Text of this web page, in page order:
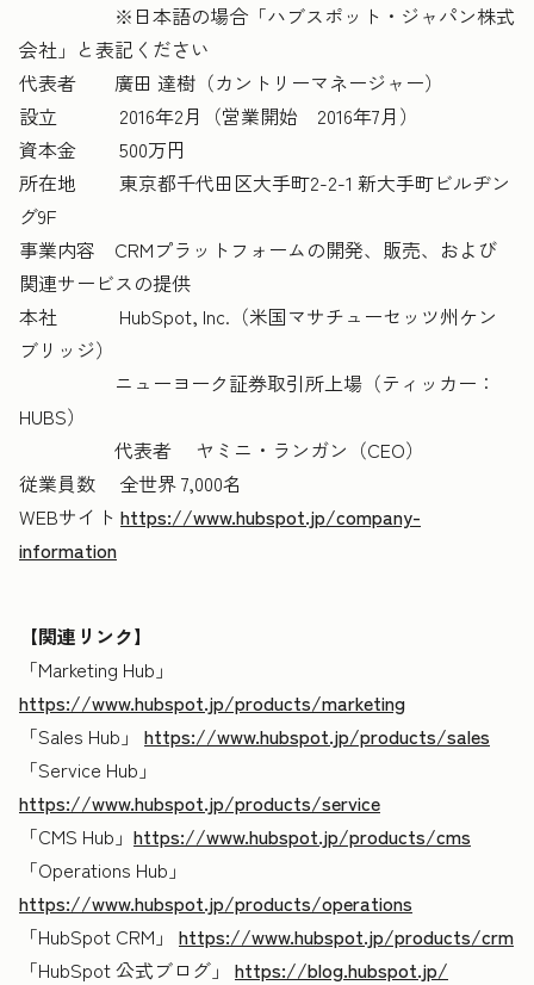
※日本語の場合「ハブスポット・ジャパン株式
会社」と表記ください
代表者 廣田 達樹（カントリーマネージャー）
設立 2016年2月（営業開始 2016年7月）
資本金 500万円
所在地 東京都千代田区大手町2-2-1 新大手町ビルヂン
グ9F
事業内容 CRMプラットフォームの開発、販売、および
関連サービスの提供
本社 HubSpot, Inc.（米国マサチューセッツ州ケン
ブリッジ）
ニューヨーク証券取引所上場（ティッカー：
HUBS）
代表者 ヤミニ・ランガン（CEO）
従業員数 全世界 7,000名
WEBサイト https://www.hubspot.jp/company-
information
【関連リンク】
「Marketing Hub」
https://www.hubspot.jp/products/marketing
「Sales Hub」 https://www.hubspot.jp/products/sales
「Service Hub」
https://www.hubspot.jp/products/service
「CMS Hub」 https://www.hubspot.jp/products/cms
「Operations Hub」
https://www.hubspot.jp/products/operations
「HubSpot CRM」 https://www.hubspot.jp/products/crm
「HubSpot 公式ブログ」 https://blog.hubspot.jp/